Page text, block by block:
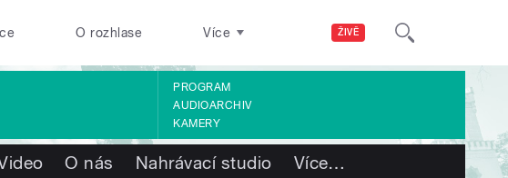
ŽIVĚ
O rozhlase Více
PROGRAM
AUDIOARCHIV
KAMERY
O nás Nahrávací studio Více…